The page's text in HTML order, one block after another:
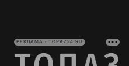
РЕКЛАМА • TOPAZ24.RU